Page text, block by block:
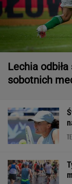
Lechia
sobotnich